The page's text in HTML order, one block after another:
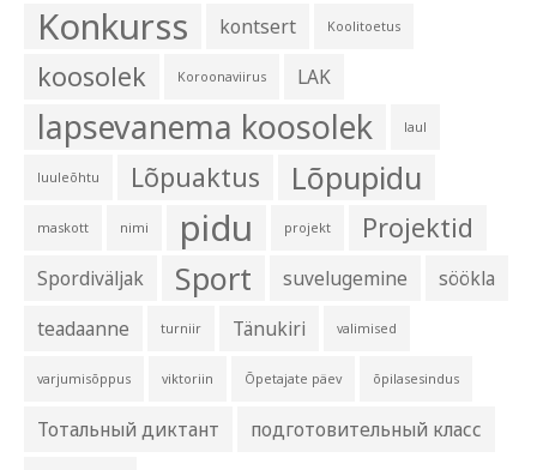
Konkurss kontsert Koolitoetus
koosolek Koroonaviirus LAK
lapsevanema koosolek laul
luuleõhtu Lõpuaktus Lõpupidu
maskott nimi pidu projekt Projektid
Spordiväljak Sport suvelugemine
söökla
teadaanne
turniir Tänukiri valimised
varjumisõppus viktoriin Õpetajate päev õpilasesindus
Тотальный диктант
подготовительный класс